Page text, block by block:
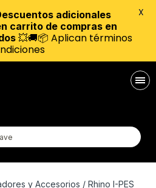
y Accesorios / Rhino I-PES
adicionales
carrito de compras en
💥🚚📦 Aplican términos
X